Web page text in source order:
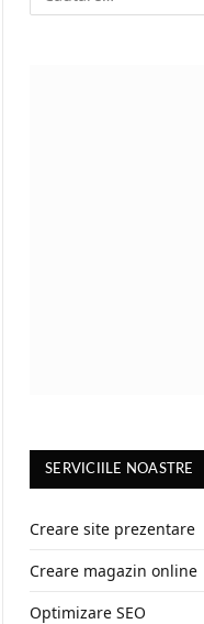
SERVICIILE NOASTRE
Creare site prezentare
Creare magazin online
Optimizare SEO